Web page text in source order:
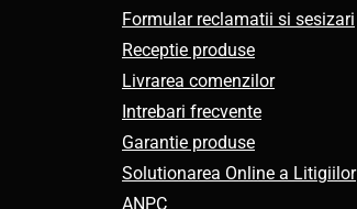
Formular reclamatii si sesizari
Receptie produse
Livrarea comenzilor
Intrebari frecvente
Garantie produse
Solutionarea Online a Litigiilor
ANPC